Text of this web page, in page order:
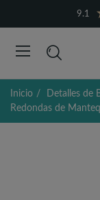
9.1
Inicio Detalles de
Redondas de